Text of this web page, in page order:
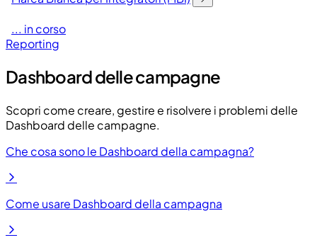
... in corso
Reporting
Dashboard delle campagne
Scopri come creare, gestire e risolvere i problemi delle
Dashboard delle campagne.
Che cosa sono le Dashboard della campagna?
Come usare Dashboard della campagna